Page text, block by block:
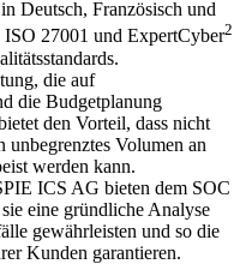
in Deutsch, Französisch und
27001 und ExpertCyber2
, die auf
die Budgetplanung
den Vorteil, dass nicht
unbegrenztes Volumen an
werden kann.
ICS AG bieten dem SOC
eine gründliche Analyse
gewährleisten und so die
Kunden garantieren.